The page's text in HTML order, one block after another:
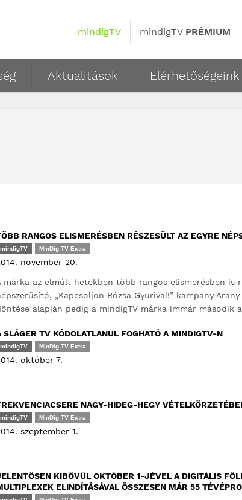
mindigTV mindigTV PRÉMIUM
Aktualitások Elérhetőségeink
RANGOS ELISMERÉSBEN RÉSZESÜLT AZ EGYRE
mindigTV MinDig TV Extra
november 20.
márka az elmúlt hetekben több rangos elismerésben is
„Kapcsoljon Rózsa Gyurival!” kampány
alapján pedig a mindigTV márka immár második
SLÁGER TV KÓDOLATLANUL FOGHATÓ A MINDIGTV-N
mindigTV MinDig TV Extra
október 7.
NAGY-HIDEG-HEGY
mindigTV MinDig TV Extra
szeptember 1.
KIBŐVÜL OKTÓBER 1-JÉVEL A DIGITÁLIS
ELINDÍTÁSÁVAL ÖSSZESEN MÁR 55